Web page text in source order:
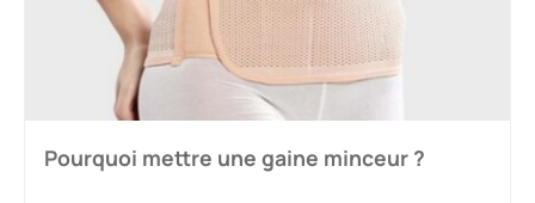
Pourquoi mettre une gaine minceur ?